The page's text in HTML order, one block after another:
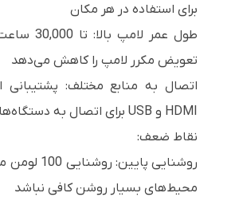
برای استفاده در هر مکان
طول عمر
تعویض مکرر لامپ را کاهش می‌دهد
اتصال به منابع مختلف: پشتیبانی
HDMI و USB برای اتصال به دستگاه‌های مختلف
نقاط ضعف:
روشنایی
محیط‌های بسیار روشن کافی نباشد